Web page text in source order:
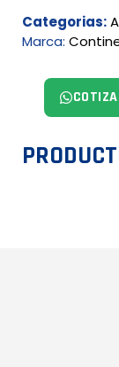
Categorias:
Marca: